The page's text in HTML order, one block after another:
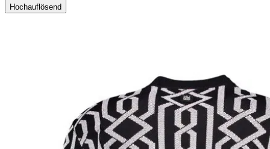
Hochauflösend